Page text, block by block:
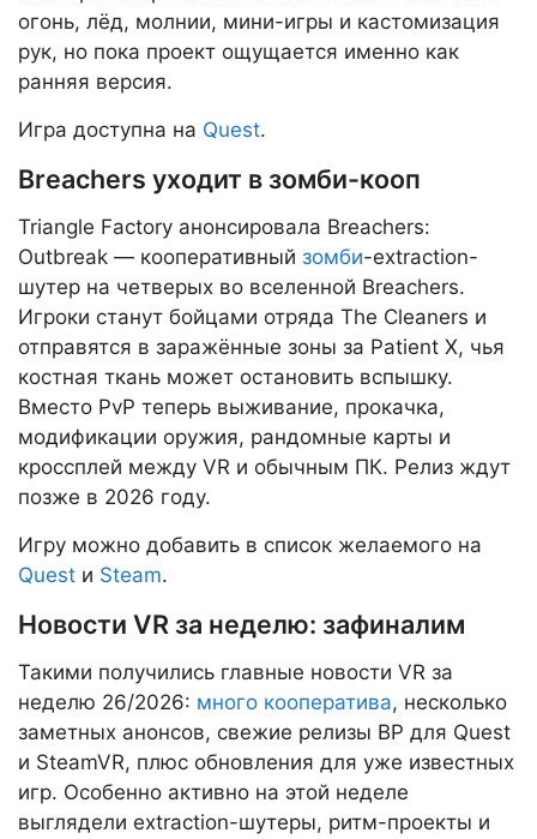
огонь, лёд, молнии, мини-игры и кастомизация
рук, но пока проект ощущается именно как
ранняя версия.
Игра доступна на Quest.
Breachers уходит в зомби-кооп
Triangle Factory анонсировала Breachers:
Outbreak — кооперативный зомби-extraction-
шутер на четверых во вселенной Breachers.
Игроки станут бойцами отряда The Cleaners и
отправятся в заражённые зоны за Patient X, чья
костная ткань может остановить вспышку.
Вместо PvP теперь выживание, прокачка,
модификации оружия, рандомные карты и
кроссплей между VR и обычным ПК. Релиз ждут
позже в 2026 году.
Игру можно добавить в список желаемого на
Quest и Steam.
Новости VR за неделю: зафиналим
Такими получились главные новости VR за
неделю 26/2026: много кооператива, несколько
заметных анонсов, свежие релизы ВР для Quest
и SteamVR, плюс обновления для уже известных
игр. Особенно активно на этой неделе
выглядели extraction-шутеры, ритм-проекты и